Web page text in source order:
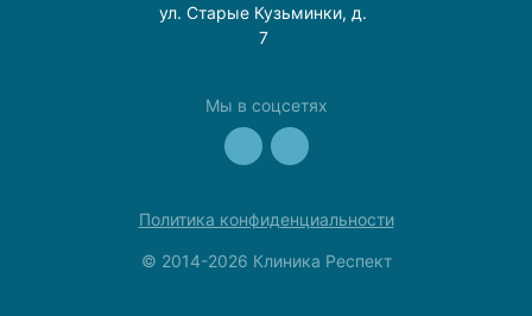
ул. Старые Кузьминки, д.
7
Мы в соцсетях
Политика конфиденциальности
© 2014-2026 Клиника Респект